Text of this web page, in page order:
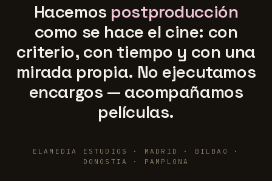
Hacemos postproducción
como se hace el cine: con
criterio, con tiempo y con una
mirada propia. No ejecutamos
encargos — acompañamos
películas.
ELAMEDIA ESTUDIOS · MADRID · BILBAO ·
DONOSTIA · PAMPLONA